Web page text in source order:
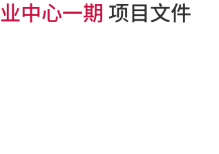
中心一期 项目文件